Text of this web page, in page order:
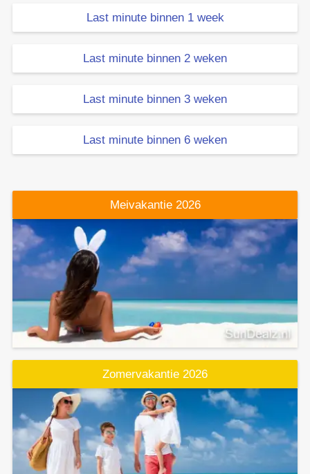
Last minute binnen 1 week
Last minute binnen 2 weken
Last minute binnen 3 weken
Last minute binnen 6 weken
Meivakantie 2026
Zomervakantie 2026